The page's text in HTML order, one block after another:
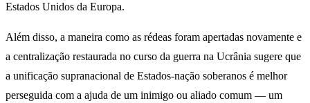
Estados Unidos da Europa.
Além disso, a maneira como as rédeas foram apertadas novamente e
a centralização restaurada no curso da guerra na Ucrânia sugere que
a unificação supranacional de Estados-nação soberanos é melhor
perseguida com a ajuda de um inimigo ou aliado comum — um